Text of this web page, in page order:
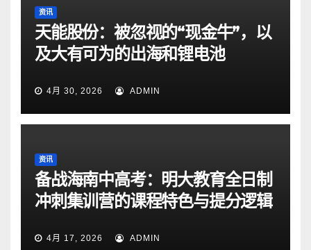
资讯
天能股份：被忽视的“现金牛”，以
及大有可为的出海和锂电池
4月 30, 2026 ADMIN
资讯
备战海南中高考：明大教育全日制
冲刺集训营的课程特色与提分逻辑
4月 17, 2026 ADMIN